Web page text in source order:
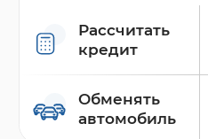
Рассчитать
кредит
Обменять
автомобиль